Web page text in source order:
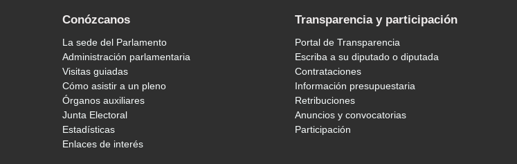
Conózcanos
La sede del Parlamento
Administración parlamentaria
Visitas guiadas
Cómo asistir a un pleno
Órganos auxiliares
Junta Electoral
Estadísticas
Enlaces de interés
Transparencia y participación
Portal de Transparencia
Escriba a su diputado o diputada
Contrataciones
Información presupuestaria
Retribuciones
Anuncios y convocatorias
Participación